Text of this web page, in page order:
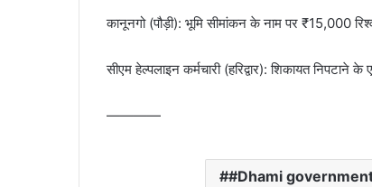
कानूनगो (पौड़ी): भूमि सीमांकन के नाम पर ₹15,000
सीएम हेल्पलाइन कर्मचारी (हरिद्वार): शिकायत निपटाने
————
#Dhami